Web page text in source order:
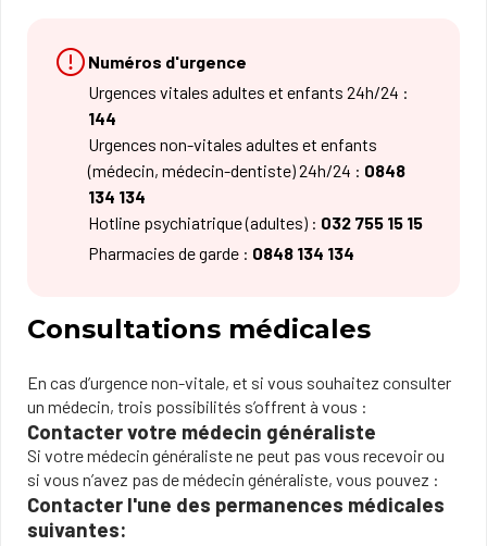
Numéros d'urgence
Urgences vitales adultes et enfants 24h/24 :
144
Urgences non-vitales adultes et enfants
(médecin, médecin-dentiste) 24h/24 : 0848
134 134
Hotline psychiatrique (adultes) : 032 755 15 15
Pharmacies de garde : 0848 134 134
Consultations médicales
En cas d’urgence non-vitale, et si vous souhaitez consulter
un médecin, trois possibilités s’offrent à vous :
Contacter votre médecin généraliste
Si votre médecin généraliste ne peut pas vous recevoir ou
si vous n’avez pas de médecin généraliste, vous pouvez :
Contacter l'une des permanences médicales
suivantes: